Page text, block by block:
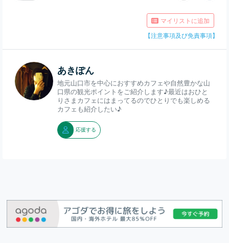
マイリストに追加
【注意事項及び免責事項】
あきぽん
地元山口市を中心におすすめカフェや自然豊かな山
口県の観光ポイントをご紹介します♪最近はおひと
りさまカフェにはまってるのでひとりでも楽しめる
カフェも紹介したい♪
応援する